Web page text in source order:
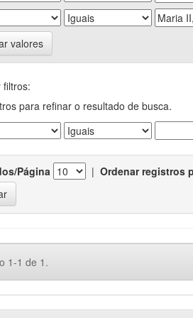
valores
filtros:
para refinar o resultado de busca.
Página | Ordenar registros
1-1 de 1.